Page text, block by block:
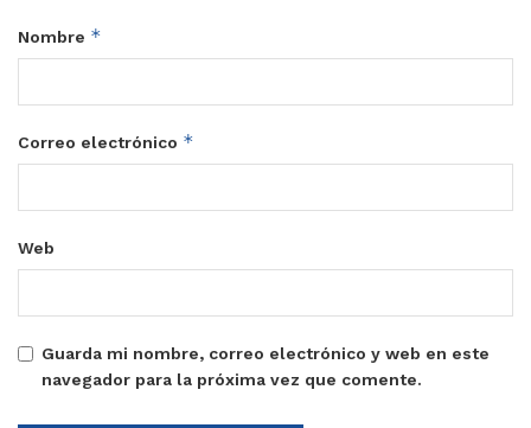
Nombre *
Correo electrónico *
Web
Guarda mi nombre, correo electrónico y web en este
navegador para la próxima vez que comente.